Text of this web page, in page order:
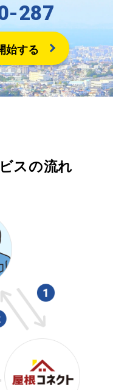
287
始する
スの流れ